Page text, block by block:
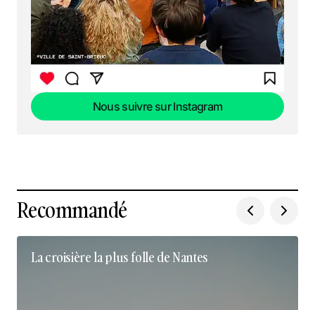
Nous suivre sur Instagram
Recommandé
La croisière la plus folle de Nantes